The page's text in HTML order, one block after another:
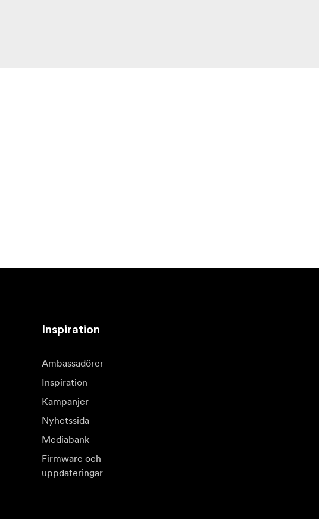
Inspiration
Ambassadörer
Inspiration
Kampanjer
Nyhetssida
Mediabank
Firmware och
uppdateringar